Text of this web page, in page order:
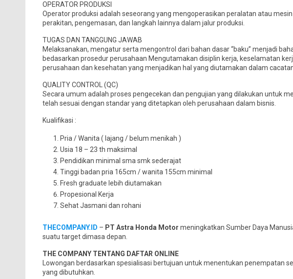
OPERATOR PRODUKSI
Operator produksi adalah seseorang yang mengoperasikan peralatan atau
perakitan, pengemasan, dan langkah lainnya dalam jalur produksi.
TUGAS DAN TANGGUNG JAWAB
Melaksanakan, mengatur serta mengontrol dari bahan dasar “baku” menjadi
bedasarkan prosedur perusahaan Mengutamakan disiplin kerja, keselamatan
perusahaan dan kesehatan yang menjadikan hal yang diutamakan dalam
QUALITY CONTROL (QC)
Secara umum adalah proses pengecekan dan pengujian yang dilakukan untuk
telah sesuai dengan standar yang ditetapkan oleh perusahaan dalam bisnis.
Kualifikasi :
Pria / Wanita ( lajang / belum menikah )
Usia 18 – 23 th maksimal
Pendidikan minimal sma smk sederajat
Tinggi badan pria 165cm / wanita 155cm minimal
Fresh graduate lebih diutamakan
Propesional Kerja
Sehat Jasmani dan rohani
THECOMPANY.ID – PT Astra Honda Motor meningkatkan Sumber Daya
suatu target dimasa depan.
THE COMPANY TENTANG DAFTAR ONLINE
Lowongan berdasarkan spesialisasi bertujuan untuk menentukan penempatan
yang dibutuhkan.